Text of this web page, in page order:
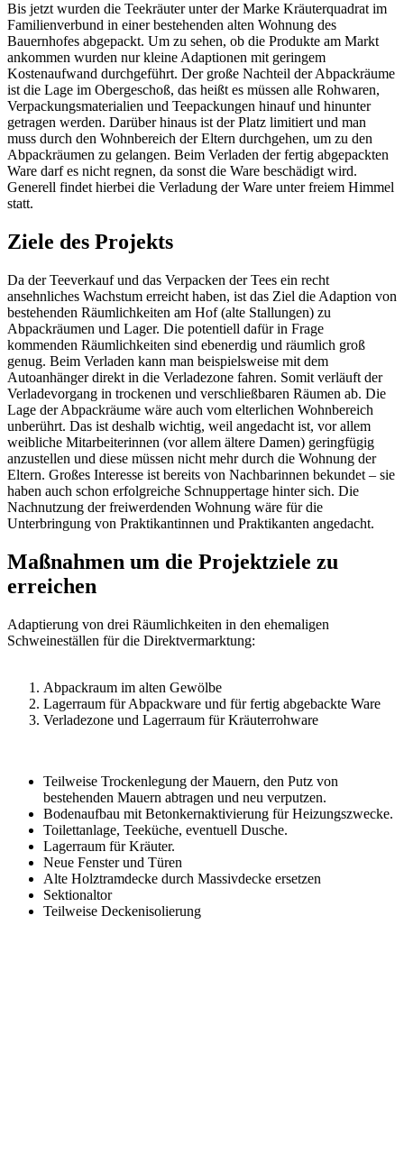
Bis jetzt wurden die Teekräuter unter der Marke Kräuterquadrat im
Familienverbund in einer bestehenden alten Wohnung des
Bauernhofes abgepackt. Um zu sehen, ob die Produkte am Markt
ankommen wurden nur kleine Adaptionen mit geringem
Kostenaufwand durchgeführt. Der große Nachteil der Abpackräume
ist die Lage im Obergeschoß, das heißt es müssen alle Rohwaren,
Verpackungsmaterialien und Teepackungen hinauf und hinunter
getragen werden. Darüber hinaus ist der Platz limitiert und man
muss durch den Wohnbereich der Eltern durchgehen, um zu den
Abpackräumen zu gelangen. Beim Verladen der fertig abgepackten
Ware darf es nicht regnen, da sonst die Ware beschädigt wird.
Generell findet hierbei die Verladung der Ware unter freiem Himmel
statt.
Ziele des Projekts
Da der Teeverkauf und das Verpacken der Tees ein recht
ansehnliches Wachstum erreicht haben, ist das Ziel die Adaption von
bestehenden Räumlichkeiten am Hof (alte Stallungen) zu
Abpackräumen und Lager. Die potentiell dafür in Frage
kommenden Räumlichkeiten sind ebenerdig und räumlich groß
genug. Beim Verladen kann man beispielsweise mit dem
Autoanhänger direkt in die Verladezone fahren. Somit verläuft der
Verladevorgang in trockenen und verschließbaren Räumen ab. Die
Lage der Abpackräume wäre auch vom elterlichen Wohnbereich
unberührt. Das ist deshalb wichtig, weil angedacht ist, vor allem
weibliche Mitarbeiterinnen (vor allem ältere Damen) geringfügig
anzustellen und diese müssen nicht mehr durch die Wohnung der
Eltern. Großes Interesse ist bereits von Nachbarinnen bekundet – sie
haben auch schon erfolgreiche Schnuppertage hinter sich. Die
Nachnutzung der freiwerdenden Wohnung wäre für die
Unterbringung von Praktikantinnen und Praktikanten angedacht.
Maßnahmen um die Projektziele zu
erreichen
Adaptierung von drei Räumlichkeiten in den ehemaligen
Schweineställen für die Direktvermarktung:
Abpackraum im alten Gewölbe
Lagerraum für Abpackware und für fertig abgebackte Ware
Verladezone und Lagerraum für Kräuterrohware
Teilweise Trockenlegung der Mauern, den Putz von
bestehenden Mauern abtragen und neu verputzen.
Bodenaufbau mit Betonkernaktivierung für Heizungszwecke.
Toilettanlage, Teeküche, eventuell Dusche.
Lagerraum für Kräuter.
Neue Fenster und Türen
Alte Holztramdecke durch Massivdecke ersetzen
Sektionaltor
Teilweise Deckenisolierung